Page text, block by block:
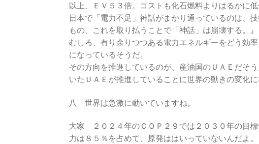
以上、ＥＶ５３倍。コストも化石燃料よりはるかに低
日本で「電力不足」神話がまかり通っているのは、
もの、これを取り払うことで「神話」は崩壊する
むしろ、有り余りつつある電力エネルギーをどう効
になっているそうだ。
その方向を推進しているのが、産油国のＵＡＥだそ
いたＵＡＥが推進していることに世界の動きの変化に
八 世界は急激に動いていますね。
大家 ２０２４年のＣＯＰ２９では２０３０年の目
力は８５％を占めて、原発ははいっていないんだよ。